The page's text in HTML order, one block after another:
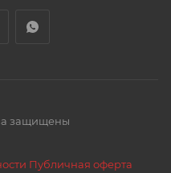
защищены
Публичная оферта